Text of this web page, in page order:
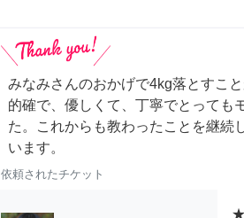
みなみさんのおかげで4kg落とすこ
的確で、優しくて、丁寧でとっても
た。これからも教わったことを継続
います。
依頼されたチケット